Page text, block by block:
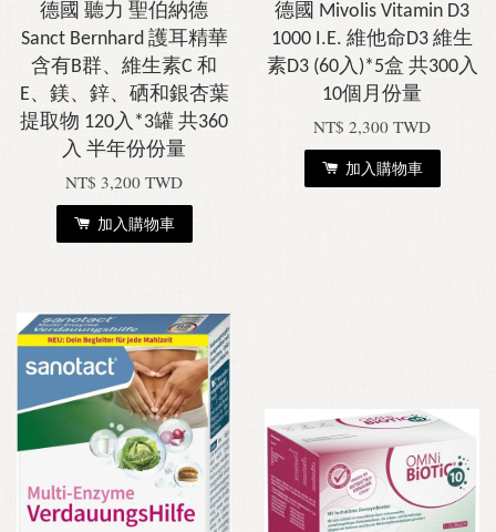
德國 聽力 聖伯納德
Sanct Bernhard 護耳精華
含有B群、維生素C 和
E、鎂、鋅、硒和銀杏葉
提取物 120入*3罐 共360
入 半年份份量
NT$ 3,200 TWD
加入購物車
德國 Mivolis Vitamin D3
1000 I.E. 維他命D3 維生
素D3 (60入)*5盒 共300入
10個月份量
NT$ 2,300 TWD
加入購物車